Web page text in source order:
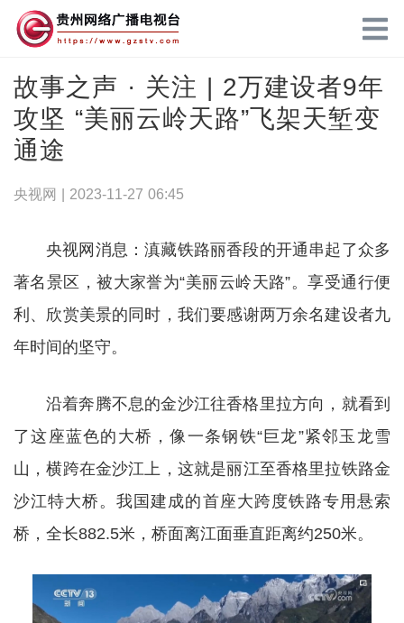
故事之声 · 关注 | 2万建设者9年
攻坚 “美丽云岭天路”飞架天堑变
通途
央视网 | 2023-11-27 06:45
央视网消息：滇藏铁路丽香段的开通串起了众多
著名景区，被大家誉为“美丽云岭天路”。享受通行便
利、欣赏美景的同时，我们要感谢两万余名建设者九
年时间的坚守。
沿着奔腾不息的金沙江往香格里拉方向，就看到
了这座蓝色的大桥，像一条钢铁“巨龙”紧邻玉龙雪
山，横跨在金沙江上，这就是丽江至香格里拉铁路金
沙江特大桥。我国建成的首座大跨度铁路专用悬索
桥，全长882.5米，桥面离江面垂直距离约250米。